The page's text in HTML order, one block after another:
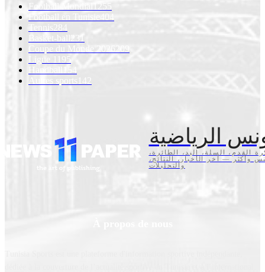
Football Mondial
1255
Football en Tunisie404
Tennis 284
Basket-ball
231
Coupe du Monde 2026
Ligue 1
195
154
Autres sports 142
الرياضية
القدم، السلة، اليد، الطائرة،
وأكثر — آخر الأخبار، النتائج،
والتحليلات